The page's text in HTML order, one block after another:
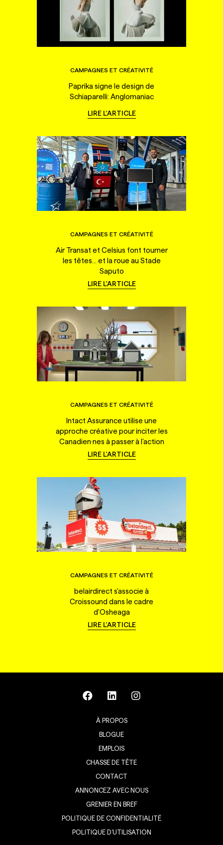
CAMPAGNES ET CRÉATIVITÉ
Paprika signe le design de
Schiaparelli: Anglomaniac
LIRE L'ARTICLE
CAMPAGNES ET CRÉATIVITÉ
Air Transat et Celsius font tourner
les têtes... et la roue au Stade
Saputo
LIRE L'ARTICLE
CAMPAGNES ET CRÉATIVITÉ
Intact Assurance utilise une
approche créative pour inciter les
Canadien·nes à passer à l'action
LIRE L'ARTICLE
CAMPAGNES ET CRÉATIVITÉ
belairdirect s'associe à
Croissound dans le cadre
d'Osheaga
LIRE L'ARTICLE
À PROPOS
BLOGUE
EMPLOIS
CHASSE DE TÊTE
CONTACT
ANNONCEZ AVEC NOUS
GRENIER EN BREF
POLITIQUE DE CONFIDENTIALITÉ
POLITIQUE D’UTILISATION